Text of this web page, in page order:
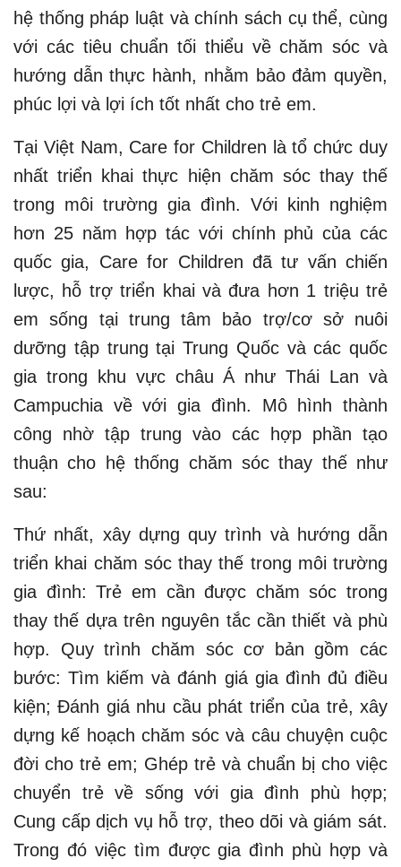
hệ thống pháp luật và chính sách cụ thể, cùng
với các tiêu chuẩn tối thiểu về chăm sóc và
hướng dẫn thực hành, nhằm bảo đảm quyền,
phúc lợi và lợi ích tốt nhất cho trẻ em.
Tại Việt Nam, Care for Children là tổ chức duy
nhất triển khai thực hiện chăm sóc thay thế
trong môi trường gia đình. Với kinh nghiệm
hơn 25 năm hợp tác với chính phủ của các
quốc gia, Care for Children đã tư vấn chiến
lược, hỗ trợ triển khai và đưa hơn 1 triệu trẻ
em sống tại trung tâm bảo trợ/cơ sở nuôi
dưỡng tập trung tại Trung Quốc và các quốc
gia trong khu vực châu Á như Thái Lan và
Campuchia về với gia đình. Mô hình thành
công nhờ tập trung vào các hợp phần tạo
thuận cho hệ thống chăm sóc thay thế như
sau:
Thứ nhất, xây dựng quy trình và hướng dẫn
triển khai chăm sóc thay thế trong môi trường
gia đình: Trẻ em cần được chăm sóc trong
thay thế dựa trên nguyên tắc cần thiết và phù
hợp. Quy trình chăm sóc cơ bản gồm các
bước: Tìm kiếm và đánh giá gia đình đủ điều
kiện; Đánh giá nhu cầu phát triển của trẻ, xây
dựng kế hoạch chăm sóc và câu chuyện cuộc
đời cho trẻ em; Ghép trẻ và chuẩn bị cho việc
chuyển trẻ về sống với gia đình phù hợp;
Cung cấp dịch vụ hỗ trợ, theo dõi và giám sát.
Trong đó việc tìm được gia đình phù hợp và